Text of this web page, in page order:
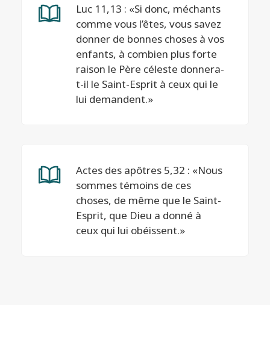
Luc 11,13 : «Si donc, méchants
comme vous l’êtes, vous savez
donner de bonnes choses à vos
enfants, à combien plus forte
raison le Père céleste donnera-
t-il le Saint-Esprit à ceux qui le
lui demandent.»
Actes des apôtres 5,32 : «Nous
sommes témoins de ces
choses, de même que le Saint-
Esprit, que Dieu a donné à
ceux qui lui obéissent.»